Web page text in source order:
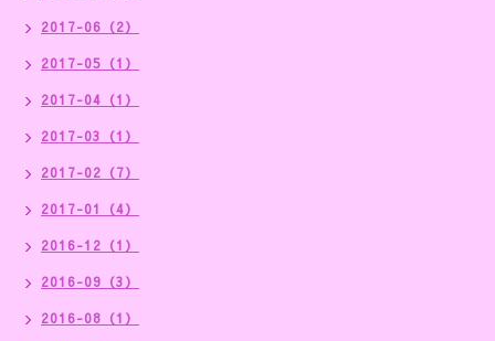
2017-06（2）
2017-05（1）
2017-04（1）
2017-03（1）
2017-02（7）
2017-01（4）
2016-12（1）
2016-09（3）
2016-08（1）